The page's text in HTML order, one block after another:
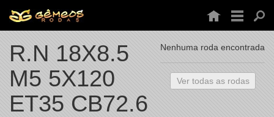
Nenhuma roda encontrada
Ver todas as rodas
R.N 18X8.5
M5 5X120
ET35 CB72.6